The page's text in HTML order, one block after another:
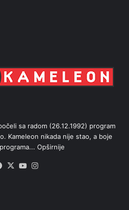
sa radom (26.12.1992) program
Kameleon nikada nije stao, a boje
Opširnije
Facebook
X YouTube